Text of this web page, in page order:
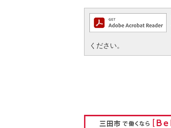
ください。